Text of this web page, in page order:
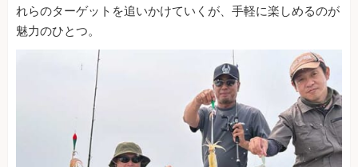
れらのターゲットを追いかけていくが、手軽に楽しめるのが
魅力のひとつ。